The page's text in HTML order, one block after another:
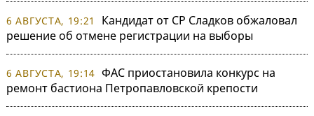
6 АВГУСТА, 19:21
Кандидат от СР Сладков обжаловал
решение об отмене регистрации на выборы
6 АВГУСТА, 19:14 ФАС приостановила конкурс на
ремонт бастиона Петропавловской крепости